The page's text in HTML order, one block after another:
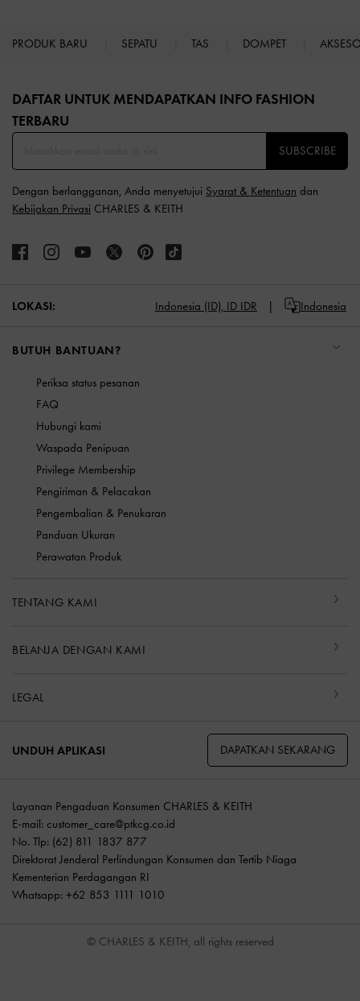
PRODUK BARU SEPATU TAS DOMPET
DAFTAR UNTUK MENDAPATKAN INFO FASHION
TERBARU​
SUBSCRIBE
Dengan berlangganan, Anda menyetujui Syarat & Ketentuan dan
Kebijakan Privasi CHARLES & KEITH
LOKASI: Indonesia (ID), ID IDR Indonesia
BUTUH BANTUAN?
Periksa status pesanan
FAQ
Hubungi kami
Waspada Penipuan
Privilege Membership
Pengiriman & Pelacakan
Pengembalian & Penukaran
Panduan Ukuran
Perawatan Produk
TENTANG KAMI
BELANJA DENGAN KAMI
LEGAL
UNDUH APLIKASI DAPATKAN SEKARANG
Layanan Pengaduan Konsumen CHARLES & KEITH
E-mail: customer_care@ptkcg.co.id
No. Tlp: (62) 811 1837 877
Direktorat Jenderal Perlindungan Konsumen dan Tertib Niaga
Kementerian Perdagangan RI
Whatsapp: +62 853 1111 1010
© CHARLES & KEITH, all rights reserved